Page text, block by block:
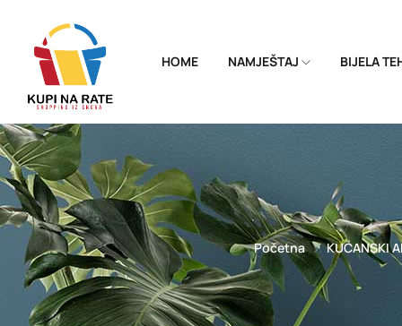
HOME NAMJEŠTAJ BIJELA
Početna KUĆANSKI